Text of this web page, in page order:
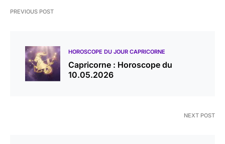
PREVIOUS POST
HOROSCOPE DU JOUR CAPRICORNE
Capricorne : Horoscope du
10.05.2026
NEXT POST